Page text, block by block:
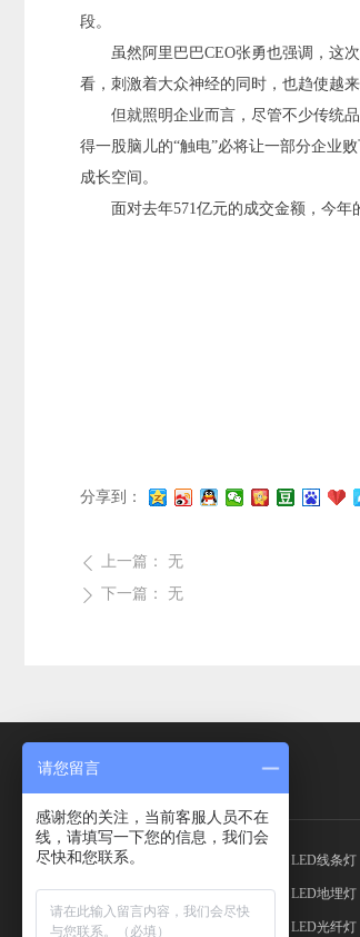
段。
虽然阿里巴巴CEO张勇也强调，这
看，刺激着大众神经的同时，也趋使越
但就照明企业而言，尽管不少传统
得一股脑儿的“触电”必将让一部分企业
成长空间。
面对去年571亿元的成交金额，今
分享到：
ꄴ 上一篇： 无
ꄲ 下一篇： 无
产品中心
LED灯带
LED射灯
LED筒灯
LED平板灯
LED吸顶灯
LED线条灯
LED地埋灯
LED光纤灯
请您留言
感谢您的关注，当前客服人员不在
线，请填写一下您的信息，我们会
尽快和您联系。